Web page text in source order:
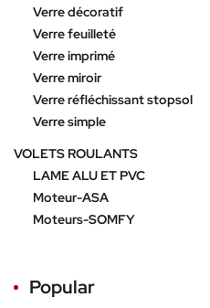
Verre décoratif
Verre feuilleté
Verre imprimé
Verre miroir
Verre réfléchissant stopsol
Verre simple
VOLETS ROULANTS
LAME ALU ET PVC
Moteur-ASA
Moteurs-SOMFY
Popular